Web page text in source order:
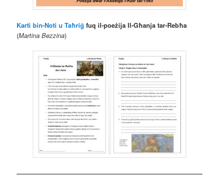
Karti bin-Noti u Taħriġ fuq il-poeżija Il-Għanja tar-Rebħa
(Martina Bezzina)